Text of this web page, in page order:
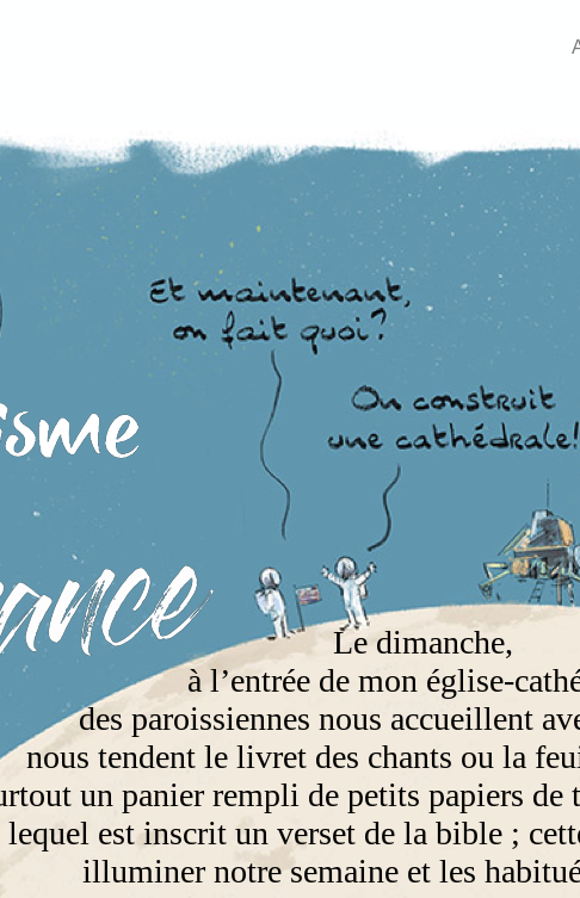
Le dimanche,
à l’entrée de mon église-
des paroissiennes nous accueillent
nous tendent le livret des chants ou la
un panier rempli de petits papiers de
lequel est inscrit un verset de la bible ;
illuminer notre semaine et les